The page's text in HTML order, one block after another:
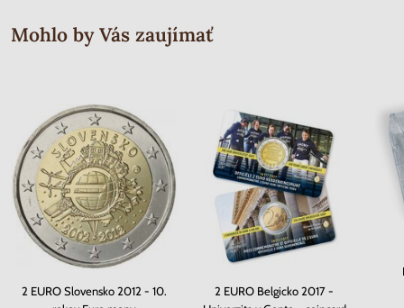
Mohlo by Vás zaujímať
2 EURO Slovensko 2012 - 10.
2 EURO Belgicko 2017 -